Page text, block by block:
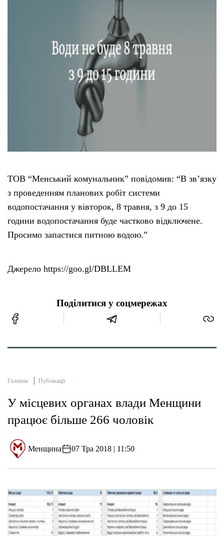
ТОВ “Менський комунальник” повідомив: “В зв’язку
з проведенням планових робіт системи
водопостачання у вівторок, 8 травня, з 9 до 15
години водопостачання буде частково відключене.
Просимо запастися питною водою.”
Джерело https://goo.gl/DBLLEM
Поділитися у соцмережах
Головна Публікації
У місцевих органах влади Менщини
працює більше 266 чоловік
Менщина 07 Тра 2018 | 11:50